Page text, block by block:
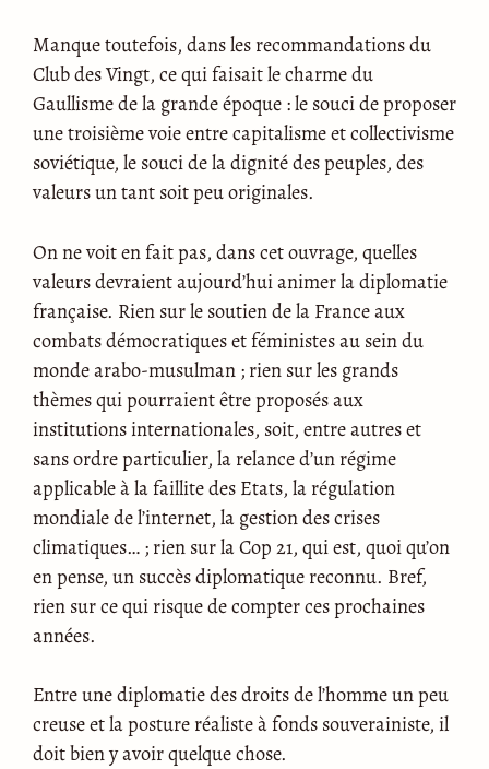
Manque toutefois, dans les recommandations du
Club des Vingt, ce qui faisait le charme du
Gaullisme de la grande époque : le souci de proposer
une troisième voie entre capitalisme et collectivisme
soviétique, le souci de la dignité des peuples, des
valeurs un tant soit peu originales.
On ne voit en fait pas, dans cet ouvrage, quelles
valeurs devraient aujourd’hui animer la diplomatie
française. Rien sur le soutien de la France aux
combats démocratiques et féministes au sein du
monde arabo-musulman ; rien sur les grands
thèmes qui pourraient être proposés aux
institutions internationales, soit, entre autres et
sans ordre particulier, la relance d’un régime
applicable à la faillite des Etats, la régulation
mondiale de l’internet, la gestion des crises
climatiques… ; rien sur la Cop 21, qui est, quoi qu’on
en pense, un succès diplomatique reconnu. Bref,
rien sur ce qui risque de compter ces prochaines
années.
Entre une diplomatie des droits de l’homme un peu
creuse et la posture réaliste à fonds souverainiste, il
doit bien y avoir quelque chose.